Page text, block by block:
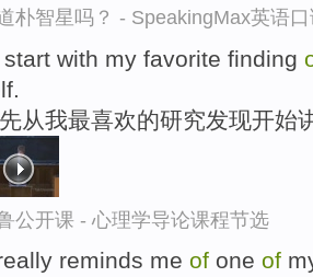
朴智星吗？ - SpeakingMax英语
start with my favorite finding
从我最喜欢的研究发现开始
公开课 - 心理学导论课程节选
reminds me of one of